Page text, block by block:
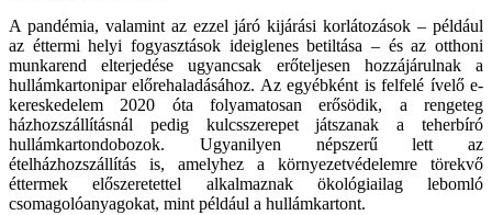
A pandémia, valamint az ezzel járó kijárási korlátozások – például
az éttermi helyi fogyasztások ideiglenes betiltása – és az otthoni
munkarend elterjedése ugyancsak erőteljesen hozzájárulnak a
hullámkartonipar előrehaladásához. Az egyébként is felfelé ívelő e-
kereskedelem 2020 óta folyamatosan erősödik, a rengeteg
házhozszállításnál pedig kulcsszerepet játszanak a teherbíró
hullámkartondobozok. Ugyanilyen népszerű lett az
ételházhozszállítás is, amelyhez a környezetvédelemre törekvő
éttermek előszeretettel alkalmaznak ökológiailag lebomló
csomagolóanyagokat, mint például a hullámkartont.